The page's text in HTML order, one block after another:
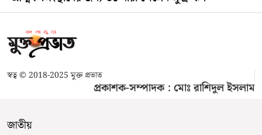
স্বত্ব © 2018-2025 মুক্ত প্রভাত
প্রকাশক-সম্পাদক : মোঃ রাশিদুল ইসলাম
জাতীয়